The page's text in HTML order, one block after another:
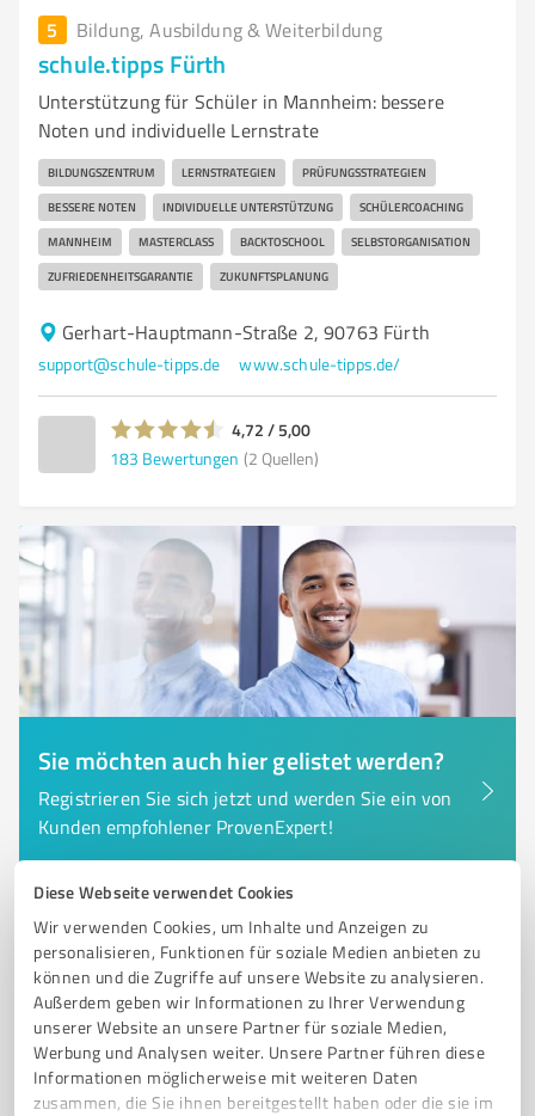
Diese Webseite verwendet Cookies
Wir verwenden Cookies, um Inhalte und Anzeigen zu
personalisieren, Funktionen für soziale Medien anbieten zu
können und die Zugriffe auf unsere Website zu analysieren.
Außerdem geben wir Informationen zu Ihrer Verwendung
unserer Website an unsere Partner für soziale Medien,
Werbung und Analysen weiter. Unsere Partner führen diese
Informationen möglicherweise mit weiteren Daten
zusammen, die Sie ihnen bereitgestellt haben oder die sie im
5 Bildung, Ausbildung & Weiterbildung
schule.tipps Fürth
Unterstützung für Schüler in Mannheim: bessere
Noten und individuelle Lernstrate
BILDUNGSZENTRUM LERNSTRATEGIEN PRÜFUNGSSTRATEGIEN
BESSERE NOTEN INDIVIDUELLE UNTERSTÜTZUNG SCHÜLERCOACHING
MANNHEIM MASTERCLASS BACKTOSCHOOL SELBSTORGANISATION
ZUFRIEDENHEITSGARANTIE ZUKUNFTSPLANUNG
Gerhart-Hauptmann-Straße 2, 90763 Fürth
support@schule-tipps.de www.schule-tipps.de/
4,72 / 5,00
183 Bewertungen (2 Quellen)
Sie möchten auch hier gelistet werden?
Registrieren Sie sich jetzt und werden Sie ein von
Kunden empfohlener ProvenExpert!
6 Bildung, Ausbildung & Weiterbildung
Volkshochschule Fürth gGmbH
Volkshochschule Fürth - Vielfältige Bildungsangebote
für alle Generationen
VOLKSHOCHSCHULE BILDUNGSEINRICHTUNG FÜRTH SPRACHKURSE
GESUNDHEIT KUNST DIGITALE MEDIEN INKLUSION